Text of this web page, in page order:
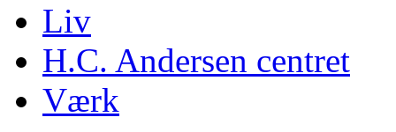
Liv
H.C. Andersen centret
Værk